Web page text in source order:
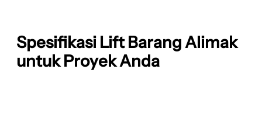
Spesifikasi Lift Barang Alimak
untuk Proyek Anda